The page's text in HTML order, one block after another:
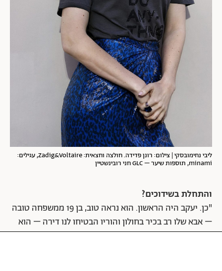
ליבי נחימובסקי | צילום: רונן פדידה. חולצה וחצאית: Zadig&Voltaire, עגילים:
minami, תוספות שיער – GLC חני רובינשטיין
והתחלת בשידוכים?
"כן. יעקב היה הראשון. הוא נראה טוב, בן 19 ממשפחה טובה
– אבא שלו רב בכיר בחולון והוריו הבטיחו לנו דירה – הוא
היה מה שנקרא שידוך איי-ליסט".